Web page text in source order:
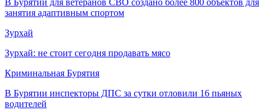
В Бурятии для ветеранов СВО создано более 800 объектов для
занятия адаптивным спортом
Зурхай
Зурхай: не стоит сегодня продавать мясо
Криминальная Бурятия
В Бурятии инспекторы ДПС за сутки отловили 16 пьяных
водителей